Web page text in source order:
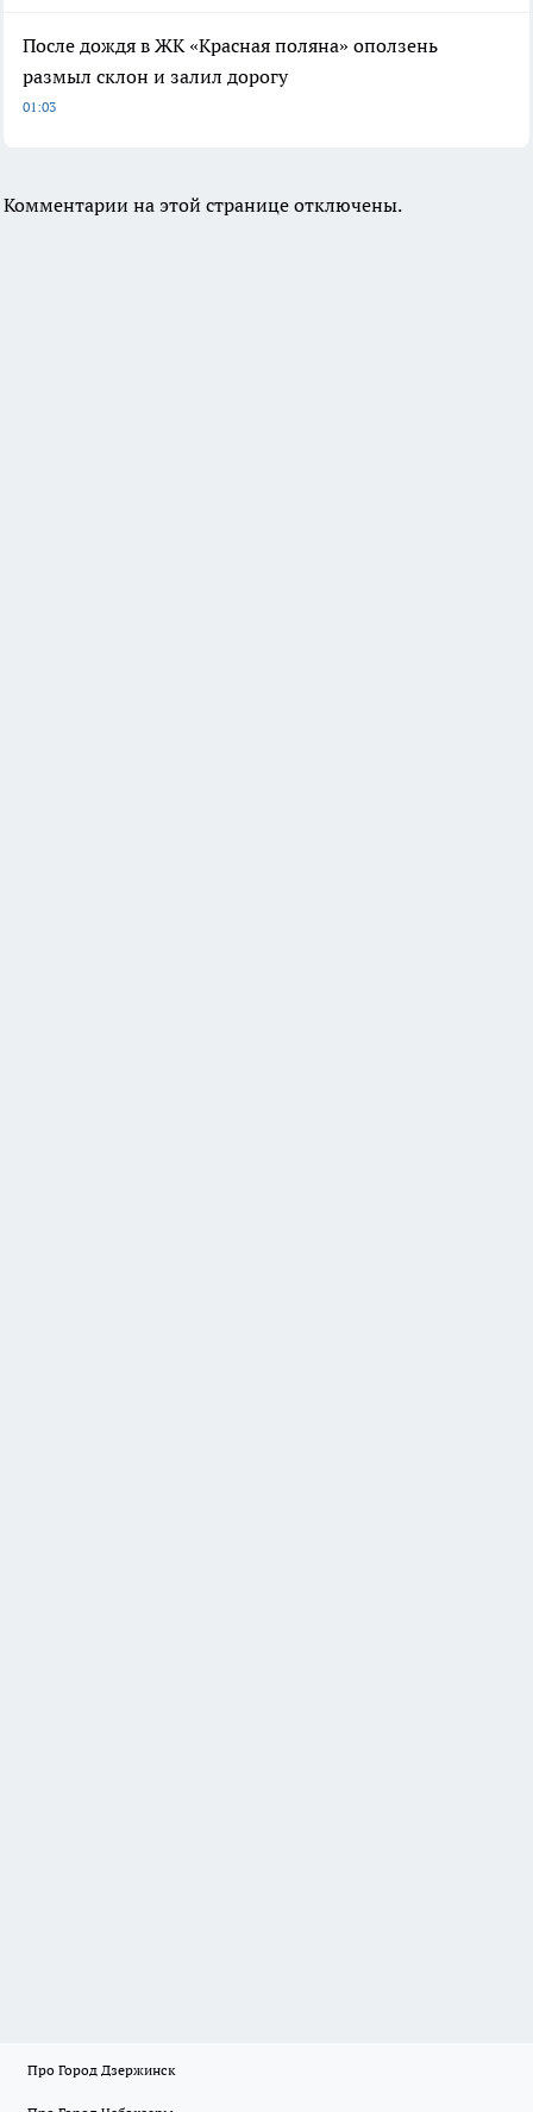
После дождя в ЖК «Красная поляна» оползень
размыл склон и залил дорогу
01:03
Комментарии на этой странице отключены.
Про Город Дзержинск